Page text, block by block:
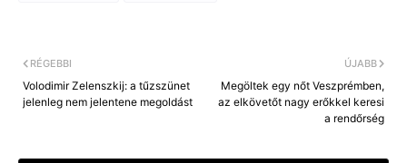
ÚJABB
Megöltek egy nőt Veszprémben,
az elkövetőt nagy erőkkel keresi
a rendőrség
RÉGEBBI
Volodimir Zelenszkij: a tűzszünet
jelenleg nem jelentene megoldást